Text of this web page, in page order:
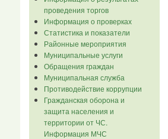
проведения торгов
Информация о проверках
Статистика и показатели
Районные мероприятия
Муниципальные услуги
Обращения граждан
Муниципальная служба
Противодействие коррупции
Гражданская оборона и
защита населения и
территории от ЧС.
Информация МЧС